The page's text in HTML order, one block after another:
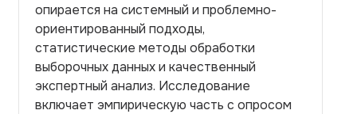
опирается на системный и проблемно-
ориентированный подходы,
статистические методы обработки
выборочных данных и качественный
экспертный анализ. Исследование
включает эмпирическую часть с опросом